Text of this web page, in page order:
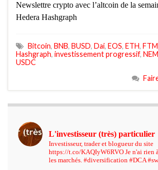
Newslettre crypto avec l’altcoin de la
Hedera Hashgraph
Bitcoin, BNB, BUSD, Dai, EOS, ETH, FTM
Hashgraph, investissement progressif, NEM
USDC
L'investisseur (très) particulier
Investisseur, trader et blogueur du site
https://t.co/KAQIyW6RVO Je n'ai rien
les marchés. #diversification #DCA